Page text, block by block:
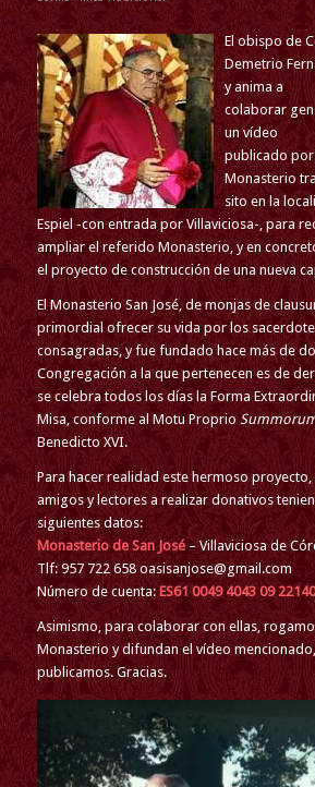
El obispo de
Demetrio
y anima a
colaborar
un vídeo
publicado por
Monasterio
sito en la
Espiel -con entrada por Villaviciosa-, para
ampliar el referido Monasterio, y en
el proyecto de construcción de una nueva
El Monasterio San José, de monjas de
primordial ofrecer su vida por los
consagradas, y fue fundado hace más de
Congregación a la que pertenecen es de
se celebra todos los días la Forma
Misa, conforme al Motu Proprio
Benedicto XVI.
Para hacer realidad este hermoso
amigos y lectores a realizar donativos
siguientes datos:
Monasterio de San José – Villaviciosa de
Tlf: 957 722 658 oasisanjose@gmail.com
Número de cuenta:ES61 0049 4043 09
Asimismo, para colaborar con ellas,
Monasterio y difundan el vídeo
publicamos. Gracias.